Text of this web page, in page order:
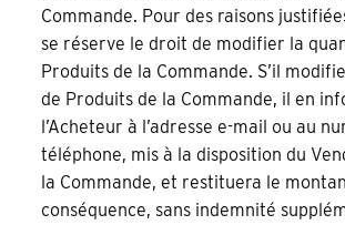
Commande. Pour des raisons
se réserve le droit de modifier la
Produits de la Commande. S’il
de Produits de la Commande, il en
l’Acheteur à l’adresse e-mail ou au
téléphone, mis à la disposition du
la Commande, et restituera le
conséquence, sans indemnité